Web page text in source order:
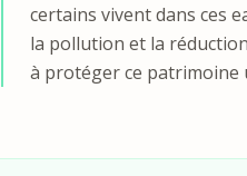
certains vivent dans ces
la pollution et la
à protéger ce patrimoine